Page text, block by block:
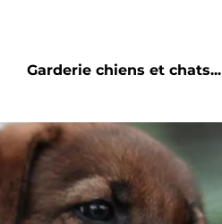
Garderie chiens et chats...